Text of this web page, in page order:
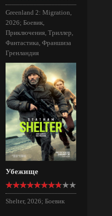
Greenland 2: Migration,
2026; Боевик,
Приключения, Триллер,
Фантастика, Франшиза
Гренландия
Убежище
Shelter, 2026; Боевик